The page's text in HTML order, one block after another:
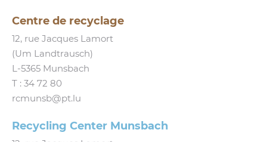
Centre de recyclage
12, rue Jacques Lamort
(Um Landtrausch)
L‑5365 Munsbach
T : 34 72 80
rcmunsb@​pt.​lu
Recycling Center Munsbach